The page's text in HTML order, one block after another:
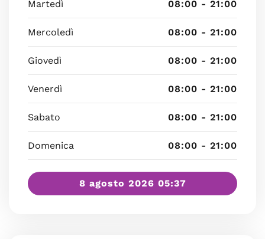
Martedì 08:00 - 21:00
Mercoledì 08:00 - 21:00
Giovedì 08:00 - 21:00
Venerdì 08:00 - 21:00
Sabato 08:00 - 21:00
Domenica 08:00 - 21:00
8 agosto 2026 05:37